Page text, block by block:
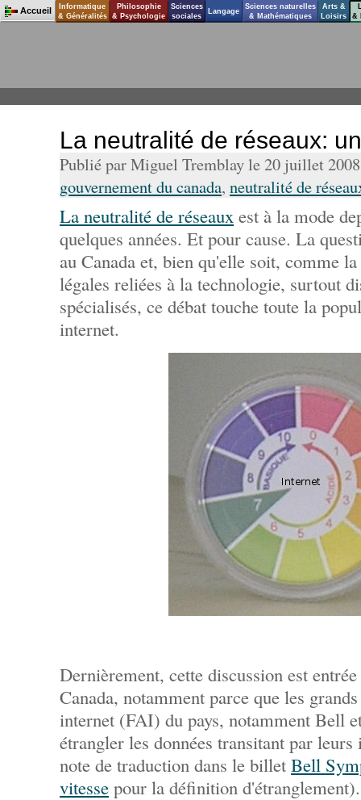
La neutralité de réseaux:
Publié par Miguel Tremblay le 20 juillet
gouvernement du canada, neutralité de
La neutralité de réseaux est à la mode
quelques années. Et pour cause. La
au Canada et, bien qu'elle soit, comme
légales reliées à la technologie, surtout
spécialisés, ce débat touche toute la
internet.
Dernièrement, cette discussion est
Canada, notamment parce que les
internet (FAI) du pays, notamment Bell
étrangler les données transitant par
note de traduction dans le billet Bell
vitesse pour la définition d'étranglement).
Accueil
Informatique
& Généralités
Philosophie
& Psychologie
Sciences
sociales
Langage
Sciences naturelles
& Mathématiques
Arts &
Loisirs
&